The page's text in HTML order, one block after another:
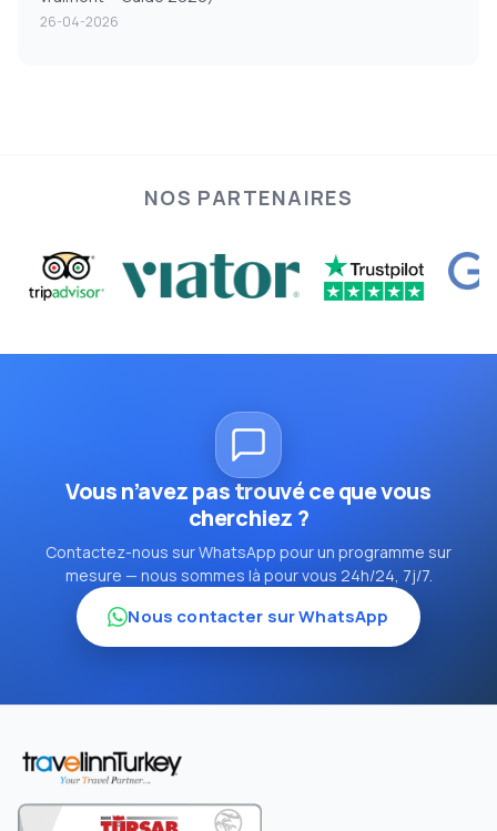
26-04-2026
NOS PARTENAIRES
Vous n’avez pas trouvé ce que vous
cherchiez ?
Contactez-nous sur WhatsApp pour un programme sur
mesure — nous sommes là pour vous 24h/24, 7j/7.
Nous contacter sur WhatsApp